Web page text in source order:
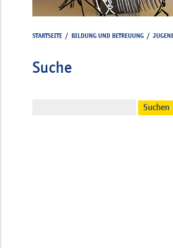
STARTSEITE / BILDUNG UND BETREUUNG /
Suche
Suchen